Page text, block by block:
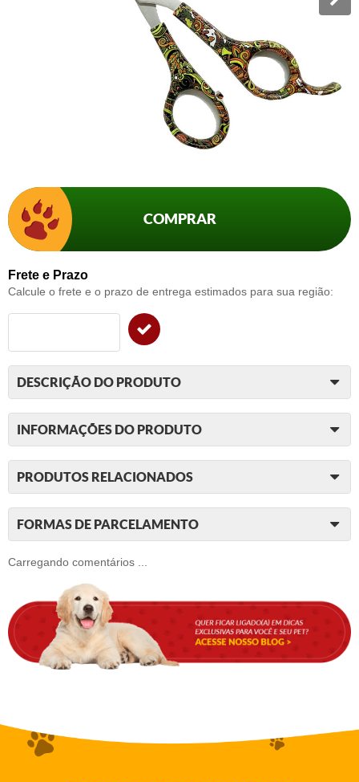
COMPRAR
Frete e Prazo
Calcule o frete e o prazo de entrega estimados para sua região:
DESCRIÇÃO DO PRODUTO
INFORMAÇÕES DO PRODUTO
PRODUTOS RELACIONADOS
FORMAS DE PARCELAMENTO
Carregando comentários ...